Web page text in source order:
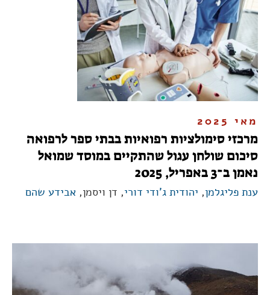
מאי 2025
מרכזי סימולציות רפואיות בבתי ספר לרפואה
סיכום שולחן עגול שהתקיים במוסד שמואל
נאמן ב־3 באפריל, 2025
ענת פליגלמן, יהודית ג'ודי דורי, דן ויסמן, אבידע שהם